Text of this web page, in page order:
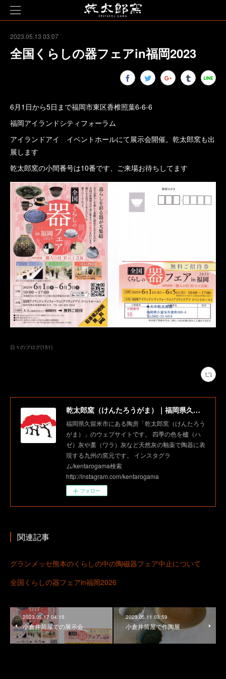
2023.05.13 03:07
全国くらしの器フェアin福岡2023
6月1日から5日まで福岡市東区香椎照葉6-6-6
福岡アイランドシティフォーラム
アイランドアイ イベントホールにて展示会開催。乾太郎窯も出
展します
乾太郎窯の小間番号は10番です、ご来場お待ちしてます
日々のブログ(151)
乾太郎窯（けんたろうがま）｜福岡県久留米市にある陶房
福岡県久留米市にある陶房「乾太郎窯（けんたろう
がま）」のウェブサイトです。 四季の色を櫨（ハ
ゼ）灰や藁（ワラ）灰など天然灰の釉薬で陶器に表
現する九州の窯元です。 インスタグラ
ム/kentarogama検索
http://instagram.com/kentarogama
フォロー
関連記事
グランメッセ熊本のくらしの中の陶磁器フェア中止について
全国くらしの器フェアin福岡2026
2023.05.17 04:15
小倉井筒屋での展示会
2023.05.11 03:59
小倉井筒屋で作陶展